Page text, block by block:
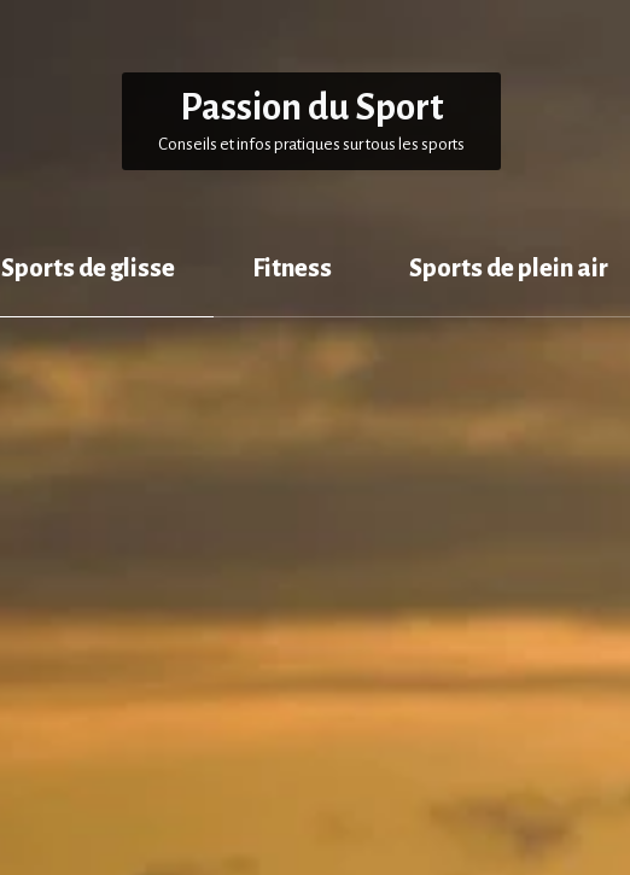
Passion du Sport
Conseils et infos pratiques sur tous les sports
Sports de glisse Fitness Sports de plein air